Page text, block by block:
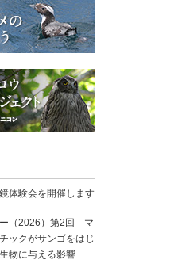
体験会を開催します
（2026）第2回 マ
ックがサンゴをはじ
物に与える影響